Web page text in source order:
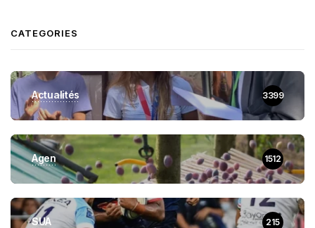
CATEGORIES
Actualités 3399
Agen 1512
SUA 215